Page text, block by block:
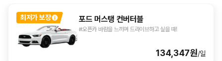
최저가 보장 포드 머스탱 컨버터블
#오픈카 바람을 느끼며 드라이브하고 싶을 때!
134,347원/일